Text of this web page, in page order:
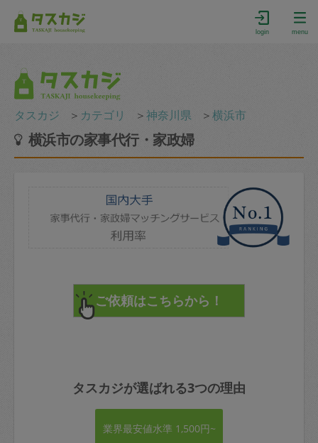
login menu
タスカジ ＞ カテゴリ ＞神奈川県 ＞横浜市
横浜市の家事代行・家政婦
タスカジが選ばれる3つの理由
業界最安値水準 1,500円~